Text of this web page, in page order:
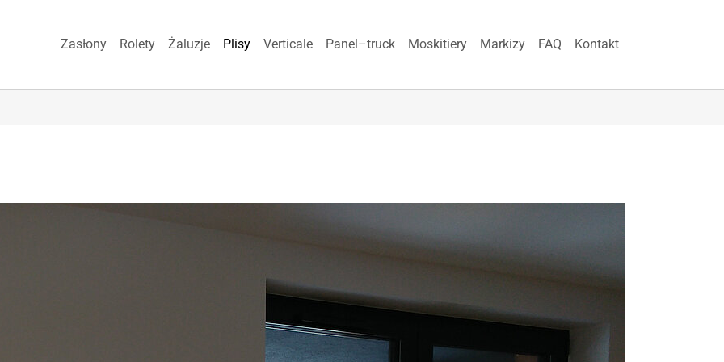
Zasłony Rolety Żaluzje Plisy Verticale Panel–truck Moskitiery Markizy FAQ Kontakt